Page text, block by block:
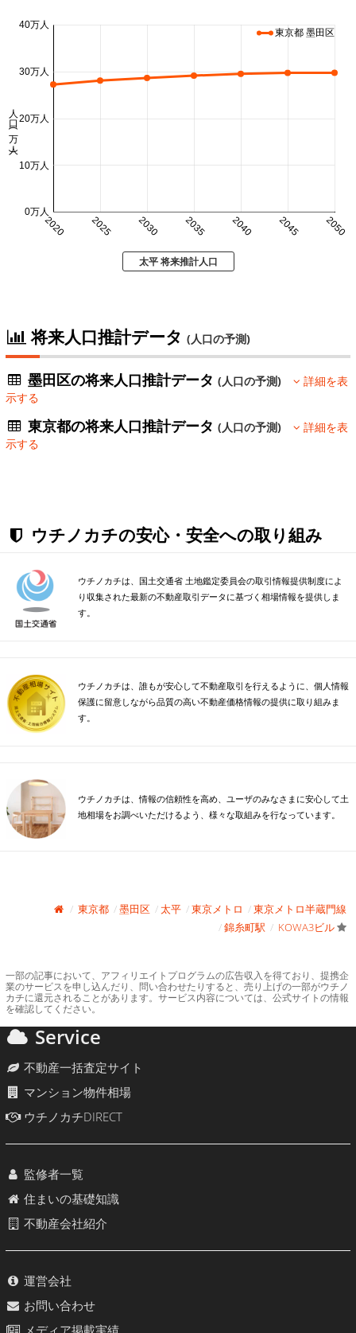
2020 2025 2030 2035 2040 2045 2050
0万人
10万人
20万人
30万人
40万人
人口 (万人)
東京都 墨田区
太平 将来推計人口
将来人口推計データ (人口の予測)
墨田区の将来人口推計データ(人口の予測)
詳細を表
示する
東京都の将来人口推計データ(人口の予測)
詳細を表
示する
ウチノカチの安心・安全への取り組み
ウチノカチは、国土交通省 土地鑑定委員会の取引情報提供制度によ
り収集された最新の不動産取引データに基づく相場情報を提供しま
す。
ウチノカチは、誰もが安心して不動産取引を行えるように、個人情報
保護に留意しながら品質の高い不動産価格情報の提供に取り組みま
す。
ウチノカチは、情報の信頼性を高め、ユーザのみなさまに安心して土
地相場をお調べいただけるよう、様々な取組みを行なっています。
東京都 墨田区 太平 東京メトロ
東京メトロ半蔵門線
錦糸町駅
KOWA3ビル
一部の記事において、アフィリエイトプログラムの広告収入を得ており、提携企
業のサービスを申し込んだり、問い合わせたりすると、売り上げの一部がウチノ
カチに還元されることがあります。サービス内容については、公式サイトの情報
を確認してください。
Service
不動産一括査定サイト
マンション物件相場
ウチノカチDIRECT
監修者一覧
住まいの基礎知識
不動産会社紹介
運営会社
お問い合わせ